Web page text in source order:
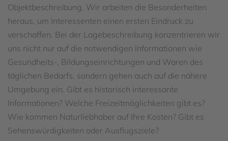
Objektbeschreibung. Wir arbeiten die Besonderheiten
heraus, um Interessenten einen ersten Eindruck zu
verschaffen. Bei der Lagebeschreibung konzentrieren wir
uns nicht nur auf die notwendigen Informationen wie
Gesundheits-, Bildungseinrichtungen und Waren des
täglichen Bedarfs, sondern gehen auch auf die nähere
Umgebung ein. Gibt es historisch interessante
Informationen? Welche Freizeitmöglichkeiten gibt es?
Wie kommen Naturliebhaber auf Ihre Kosten? Gibt es
Sehenswürdigkeiten oder Ausflugsziele?